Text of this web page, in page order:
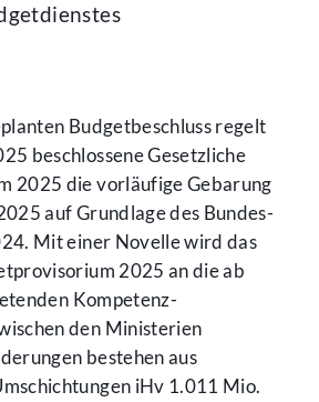
Budget­beschluss regelt
beschlossene Gesetzliche
2025 die vorläufige Gebarung
auf Grundlage des Bundes­
Mit einer Novelle wird das
2025 an die ab
Kompetenz­
den Ministerien
bestehen aus
iHv 1.011 Mio.